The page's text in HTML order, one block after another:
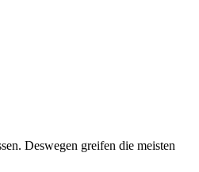
Deswegen greifen die meisten